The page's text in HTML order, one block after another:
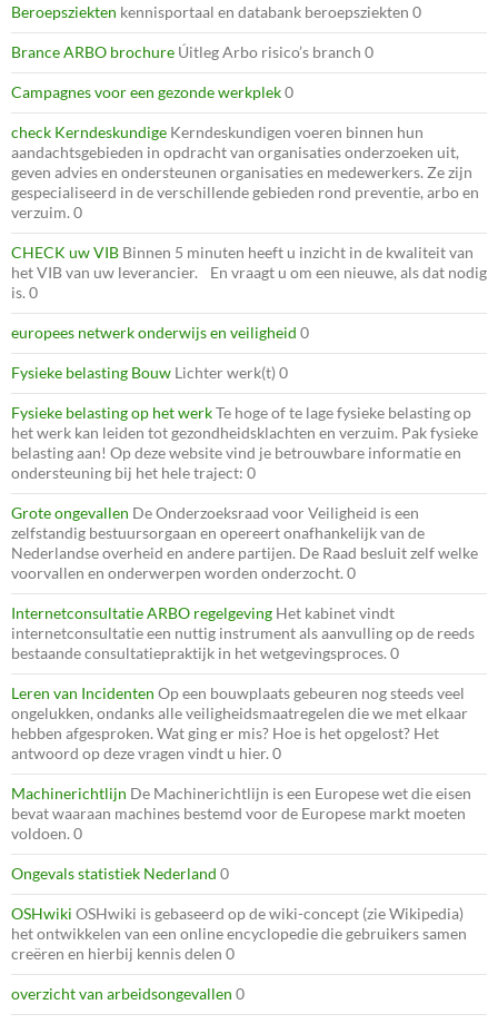
Beroepsziekten kennisportaal en databank beroepsziekten 0
Brance ARBO brochure Úitleg Arbo risico’s branch 0
Campagnes voor een gezonde werkplek0
check Kerndeskundige Kerndeskundigen voeren binnen hun
aandachtsgebieden in opdracht van organisaties onderzoeken uit,
geven advies en ondersteunen organisaties en medewerkers. Ze zijn
gespecialiseerd in de verschillende gebieden rond preventie, arbo en
verzuim. 0
CHECK uw VIB Binnen 5 minuten heeft u inzicht in de kwaliteit van
het VIB van uw leverancier. En vraagt u om een nieuwe, als dat nodig
is. 0
europees netwerk onderwijs en veiligheid 0
Fysieke belasting Bouw Lichter werk(t) 0
Fysieke belasting op het werkTe hoge of te lage fysieke belasting op
het werk kan leiden tot gezondheidsklachten en verzuim. Pak fysieke
belasting aan! Op deze website vind je betrouwbare informatie en
ondersteuning bij het hele traject: 0
Grote ongevallen De Onderzoeksraad voor Veiligheid is een
zelfstandig bestuursorgaan en opereert onafhankelijk van de
Nederlandse overheid en andere partijen. De Raad besluit zelf welke
voorvallen en onderwerpen worden onderzocht. 0
Internetconsultatie ARBO regelgeving Het kabinet vindt
internetconsultatie een nuttig instrument als aanvulling op de reeds
bestaande consultatiepraktijk in het wetgevingsproces. 0
Leren van Incidenten Op een bouwplaats gebeuren nog steeds veel
ongelukken, ondanks alle veiligheidsmaatregelen die we met elkaar
hebben afgesproken. Wat ging er mis? Hoe is het opgelost? Het
antwoord op deze vragen vindt u hier. 0
Machinerichtlijn De Machinerichtlijn is een Europese wet die eisen
bevat waaraan machines bestemd voor de Europese markt moeten
voldoen. 0
Ongevals statistiek Nederland 0
OSHwiki OSHwiki is gebaseerd op de wiki-concept (zie Wikipedia)
het ontwikkelen van een online encyclopedie die gebruikers samen
creëren en hierbij kennis delen 0
overzicht van arbeidsongevallen 0